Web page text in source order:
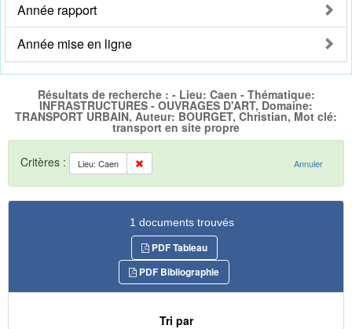
Année rapport
Année mise en ligne
Résultats de recherche : - Lieu: Caen - Thématique:
INFRASTRUCTURES - OUVRAGES D'ART, Domaine:
TRANSPORT URBAIN, Auteur: BOURGET, Christian, Mot clé:
transport en site propre
Critères : Lieu: Caen Annuler
1 documents trouvés
PDF Tableau
PDF Bibliographie
Tri par